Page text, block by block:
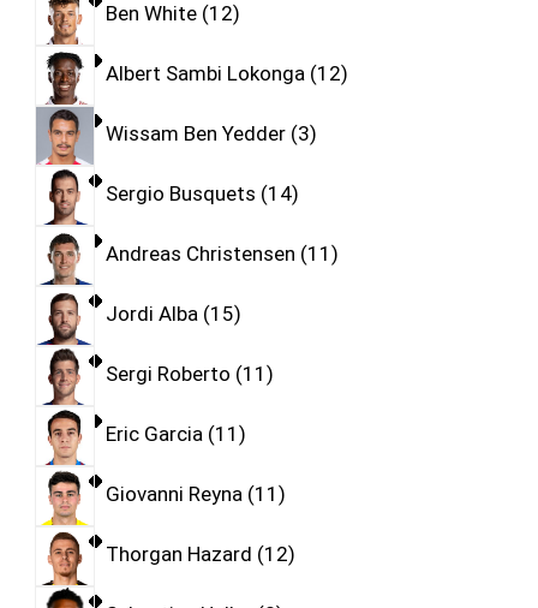
Ben White 12
Albert Sambi Lokonga 12
Wissam Ben Yedder 3
Sergio Busquets 14
Andreas Christensen 11
Jordi Alba 15
Sergi Roberto 11
Eric Garcia 11
Giovanni Reyna 11
Thorgan Hazard 12